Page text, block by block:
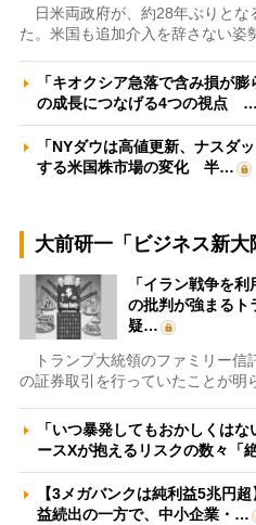
日米両政府が、約28年ぶりとな
た。米国も追加介入を辞さない姿
「キオクシア急落で含み損が
の成長につなげる4つの視点 …
「NYダウは高値更新、ナスダ
する米国株市場の変化 半…
大前研一「ビジネス新大
「イラン戦争を
の批判が強まるト
疑…
トランプ大統領のファミリー信
の証券取引を行っていたことが明
「いつ暴発してもおかしくは
ースXが抱えるリスクの数々「
【3メガバンクは純利益5兆円
益続出の一方で、中小企業・…